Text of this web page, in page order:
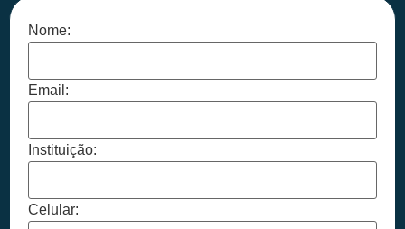
Nome:
Email:
Instituição:
Celular: